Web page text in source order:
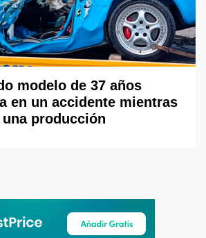
modelo de 37 años
en un accidente mientras
producción